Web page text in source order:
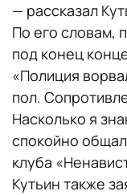
— рассказал
По его словам,
под конец
«Полиция
пол.
Насколько я
спокойно
клуба
Кутьин также